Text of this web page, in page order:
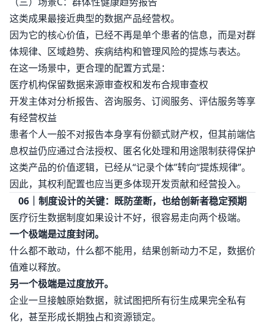
这类成果最接近典型的数据产品经营权。
因为它的核心价值，已经不再是单个患者的信息，而是对群
体规律、区域趋势、疾病结构和管理风险的提炼与表达。
在这一场景中，更合理的配置方式是：
医疗机构保留数据来源审查权和发布合规审查权
开发主体对分析报告、咨询服务、订阅服务、评估服务等享
有经营权益
患者个人一般不对报告本身享有份额式财产权，但其前端信
息权益仍应通过合法授权、匿名化处理和用途限制获得保护
这类产品的价值逻辑，已经从“记录个体”转向“提炼规律”。
因此，其权利配置也应当更多体现开发贡献和经营投入。
06｜制度设计的关键：既防垄断，也给创新者稳定预期
医疗衍生数据制度如果设计不好，很容易走向两个极端。
一个极端是过度封闭。
什么都不敢动，什么都不能用，结果创新动力不足，数据价
值难以释放。
另一个极端是过度放开。
企业一旦接触原始数据，就试图把所有衍生成果完全私有
化，甚至形成长期独占和资源锁定。